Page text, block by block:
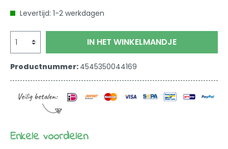
Levertijd: 1-2 werkdagen
IN HET WINKELMANDJE
Productnummer: 4545350044169
Enkele voordelen